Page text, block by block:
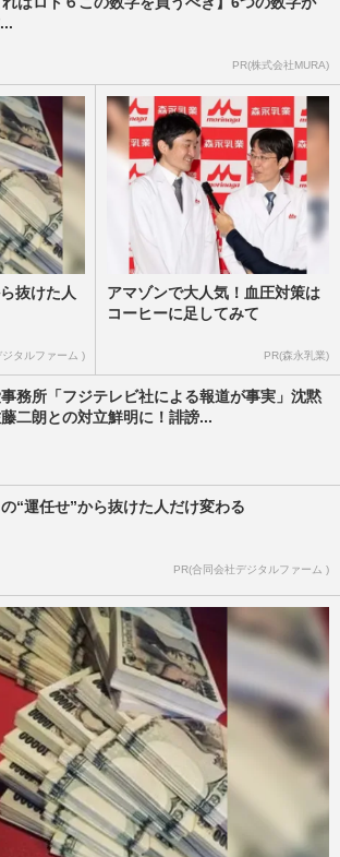
PR(株式会社MURA)
抜けた人
タルファーム )
アマゾンで大人気！血圧対策は
コーヒーに足してみて
PR(森永乳業)
務所「フジテレビ社による報道が事実」沈黙
二朗との対立鮮明に！誹謗...
“運任せ”から抜けた人だけ変わる
PR(合同会社デジタルファーム )